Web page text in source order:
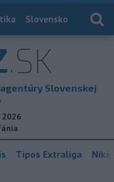
Slovensko
.SK
Slovenskej
2026
Tipos Extraliga